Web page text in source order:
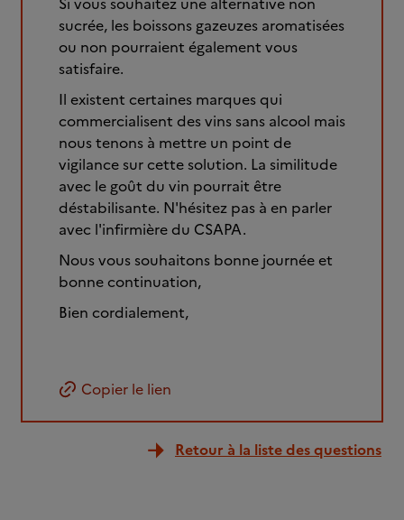
sucrée, les boissons gazeuzes aromatisées
ou non pourraient également vous
satisfaire.
Il existent certaines marques qui
commercialisent des vins sans alcool mais
nous tenons à mettre un point de
vigilance sur cette solution. La similitude
avec le goût du vin pourrait être
déstabilisante. N'hésitez pas à en parler
avec l'infirmière du CSAPA.
Nous vous souhaitons bonne journée et
bonne continuation,
Bien cordialement,
Copier le lien
Retour à la liste des questions